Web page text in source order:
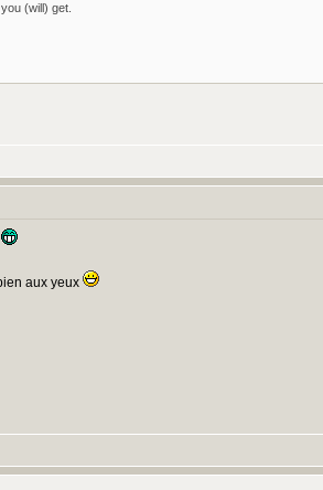
(will) get.
aux yeux